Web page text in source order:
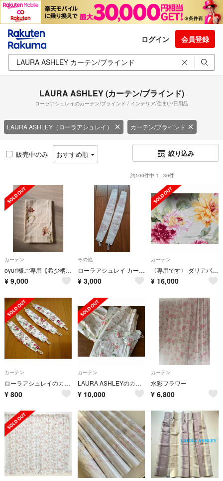
ログイン 会員登録
LAURA ASHLEY (カーテン/ブラインド)
ローラアシュレイのカーテン/ブラインド / インテリア/住まい/日用品
LAURA ASHLEY（ローラアシュレイ） カーテン/ブラインド
販売中のみ おすすめ順 絞り込み
約100件中 1 - 36件
カーテン
oyuri様ご専用【希少柄・ローラアシュレイ】ドレープカーテン 1枚
¥ 9,000
その他
ローラアシュレイ カーテン タッセル
¥ 3,000
カーテン
〈専用です〉 ダリアパレード カーテン
¥ 16,000
カーテン
ローラアシュレイのカーテンタッセル
¥ 800
カーテン
LAURA ASHLEYのカーテン２枚(used品)ヘーゼルウッド
¥ 10,000
カーテン
水彩フラワー
¥ 6,800